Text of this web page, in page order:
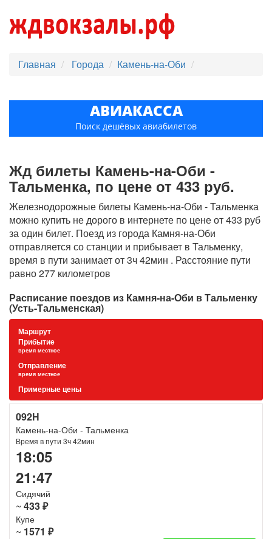
Главная Города Камень-на-Оби
АВИАКАССА
Поиск дешёвых авиабилетов
Жд билеты Камень-на-Оби -
Тальменка, по цене от 433 руб.
Железнодорожные билеты Камень-на-Оби - Тальменка
можно купить не дорого в интернете по цене от 433 руб
за один билет. Поезд из города Камня-на-Оби
отправляется со станции и прибывает в Тальменку,
время в пути занимает от 3ч 42мин . Расстояние пути
равно 277 километров
Расписание поездов из Камня-на-Оби в Тальменку
(Усть-Тальменская)
Маршрут
Прибытие
время местное
Отправление
время местное
Примерные цены
092Н
Камень-на-Оби - Тальменка
Время в пути 3ч 42мин
18:05
21:47
Сидячий
~ 433 ₽
Купе
~ 1571 ₽